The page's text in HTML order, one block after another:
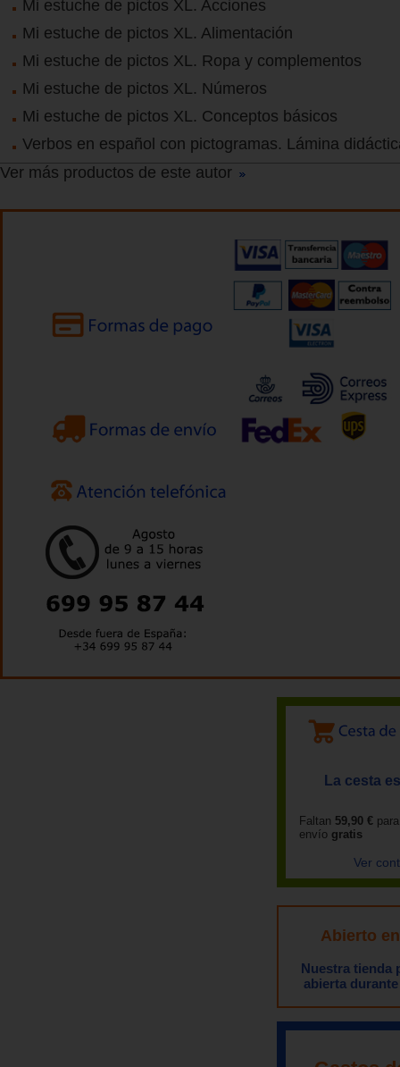
Mi estuche de pictos XL. Acciones
Mi estuche de pictos XL. Alimentación
Mi estuche de pictos XL. Ropa y complementos
Mi estuche de pictos XL. Números
Mi estuche de pictos XL. Conceptos básicos
Verbos en español con pictogramas. Lámina
Ver más productos de este autor
La cesta
Faltan 59,90 €
envío gratis
Ver
Abierto
Nuestra tienda
abierta